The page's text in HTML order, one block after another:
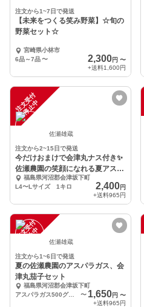
注文から1~7日で発送
【未来をつくる笑み野菜】☆旬の
野菜セット☆
宮崎県小林市
6品～7品〜 2,300円 〜
+送料1,600円
注
文
受
付
停
止
中
佐瀬雄蔵
注文から2~15日で発送
今だけおまけで会津丸ナス付き✨
佐瀬農園の笑顔になれる夏アスパ
ラガス Lサイズ
福島県河沼郡会津坂下町
L4〜Lサイズ 1キロ
2,400円
+送料965円
注
文
受
付
停
止
中 佐瀬雄蔵
注文から1~6日で発送
夏の佐瀬農園のアスパラガス、会
津丸茄子セット
福島県河沼郡会津坂下町
アスパラガス500グラムと会津丸茄子3個セット
〜 1,650円 〜
+送料965円